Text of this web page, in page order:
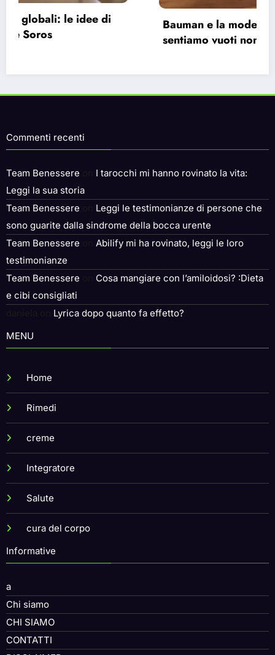
Bauman e la modernità liquida: perché ci
sentiamo vuoti nonostante le infinite
Commenti recenti
Team Benessere
I tarocchi mi hanno rovinato la vita:
Leggi la sua storia
Team Benessere
Leggi le testimonianze di persone che
sono guarite dalla sindrome della bocca urente
Team Benessere
Abilify mi ha rovinato, leggi le loro
testimonianze
Team Benessere
Cosa mangiare con l’amiloidosi? :Dieta
e cibi consigliati
Lyrica dopo quanto fa effetto?
MENU
Home
Rimedi
creme
Integratore
Salute
cura del corpo
Informative
a
Chi siamo
CHI SIAMO
CONTATTI